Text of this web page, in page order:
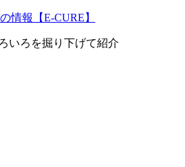
情報【E-CURE】
いろを掘り下げて紹介